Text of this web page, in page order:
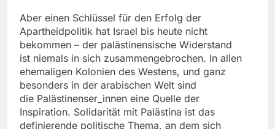
Aber einen Schlüssel für den Erfolg der
Apartheidpolitik hat Israel bis heute nicht
bekommen – der palästinensische Widerstand
ist niemals in sich zusammengebrochen. In allen
ehemaligen Kolonien des Westens, und ganz
besonders in der arabischen Welt sind
die Palästinenser_innen eine Quelle der
Inspiration. Solidarität mit Palästina ist das
definierende politische Thema, an dem sich